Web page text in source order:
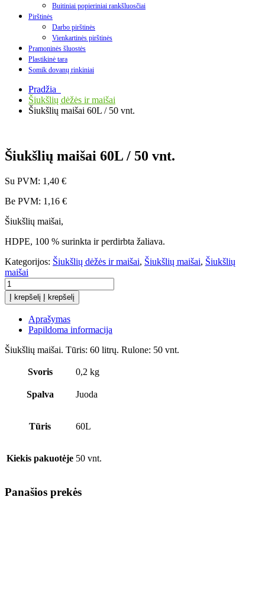
Buitiniai popieriniai rankšluosčiai
Pirštinės
Darbo pirštinės
Vienkartinės pirštinės
Pramoninės šluostės
Plastikinė tara
Somik dovanų rinkiniai
Pradžia
Šiukšlių dėžės ir maišai
Šiukšlių maišai 60L / 50 vnt.
Šiukšlių maišai 60L / 50 vnt.
Su PVM: 1,40 €
Be PVM: 1,16 €
Šiukšlių maišai,
HDPE, 100 % surinkta ir perdirbta žaliava.
Kategorijos: Šiukšlių dėžės ir maišai, Šiukšlių maišai, Šiukšlių
maišai
Šiukšlių
maišai
60L
quantity
Į krepšelį Į krepšelį
Aprašymas
Papildoma informacija
Šiukšlių maišai. Tūris: 60 litrų. Rulone: 50 vnt.
Svoris 0,2 kg
Spalva Juoda
Tūris 60L
Kiekis pakuotėje 50 vnt.
Panašios prekės